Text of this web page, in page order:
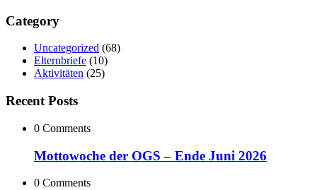
Category
Uncategorized (68)
Elternbriefe (10)
Aktivitäten (25)
Recent Posts
0 Comments
Mottowoche der OGS – Ende Juni 2026
0 Comments